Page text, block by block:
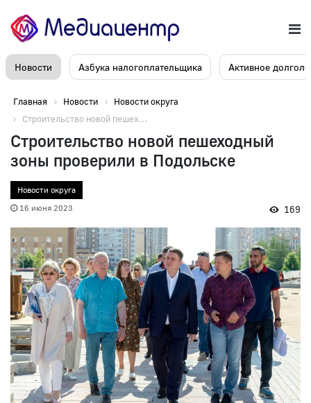
Новости Азбука налогоплательщика Активное
Главная Новости
Новости округа
Строительство новой пешех...
Строительство новой пешеходный
зоны проверили в Подольске
Новости округа
16 июня 2023
169